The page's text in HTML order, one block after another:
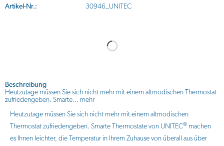
Artikel-Nr.: 30946_UNITEC
Beschreibung
Heutzutage müssen Sie sich nicht mehr mit einem altmodischen Thermostat
zufriedengeben. Smarte... mehr
Heutzutage müssen Sie sich nicht mehr mit einem altmodischen
Thermostat zufriedengeben. Smarte Thermostate von UNITEC® machen
es Ihnen leichter, die Temperatur in Ihrem Zuhause von überall aus über